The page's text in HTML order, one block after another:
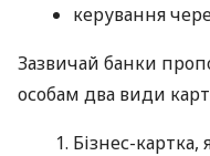
керування
Зазвичай банки
особам два види
Бізнес-картка,